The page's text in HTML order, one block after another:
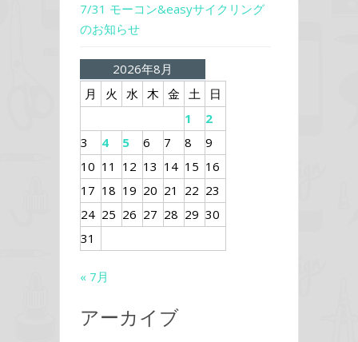
7/31 モーコン&easyサイクリング
のお知らせ
2026年8月
月
火 水 木 金 土
日
1
2
3
4 5 6 7 8
9
10 11 12 13 14 15 16
17 18 19 20 21 22 23
24 25 26 27 28 29 30
31
« 7月
アーカイブ